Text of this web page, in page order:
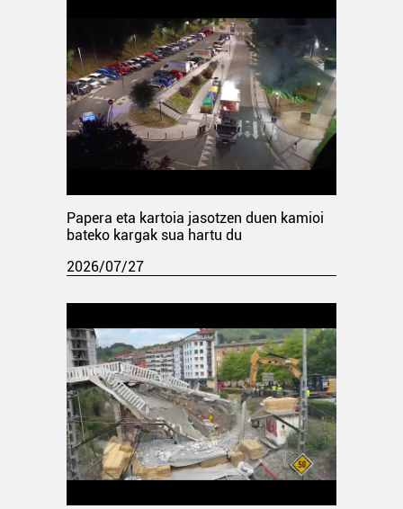
Papera eta kartoia jasotzen duen kamioi
bateko kargak sua hartu du
2026/07/27